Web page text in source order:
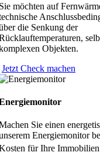
möchten auf
die Senkung der
Objekten.
Jetzt Check machen
Sie einen
Energiemonitor
für Ihre